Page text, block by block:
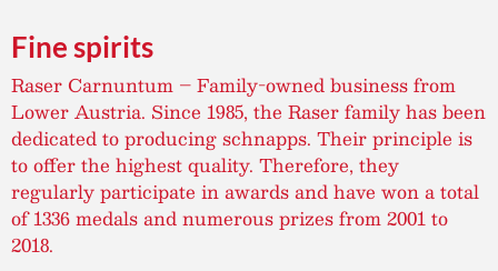
Fine spirits
Raser Carnuntum – Family-owned business from
Lower Austria. Since 1985, the Raser family has been
dedicated to producing schnapps. Their principle is
to offer the highest quality. Therefore, they
regularly participate in awards and have won a total
of 1336 medals and numerous prizes from 2001 to
2018.